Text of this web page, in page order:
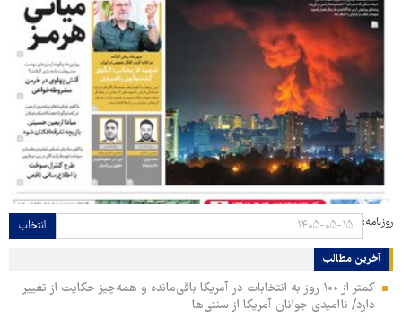
روزنامه: انتخاب
آخرین مطالب
کمتر از ۱۰۰ روز به انتخابات در آمریکا باقی‌مانده و همه‌چیز حکایت از تغییر
دارد/ ناامیدی جوانان آمریکا از سنتی‌ها